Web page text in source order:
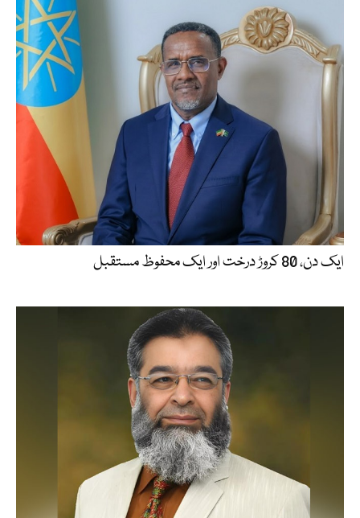
ایک دن، 80 کروڑ درخت اور ایک محفوظ مستقبل